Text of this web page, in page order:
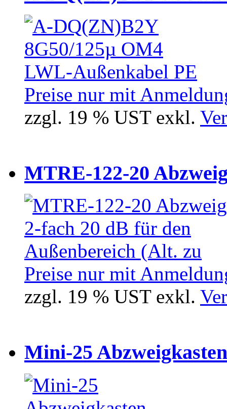
Preise nur mit
zzgl. 19 % UST exkl.
MTRE-122-20
Preise nur mit
zzgl. 19 % UST exkl.
Mini-25